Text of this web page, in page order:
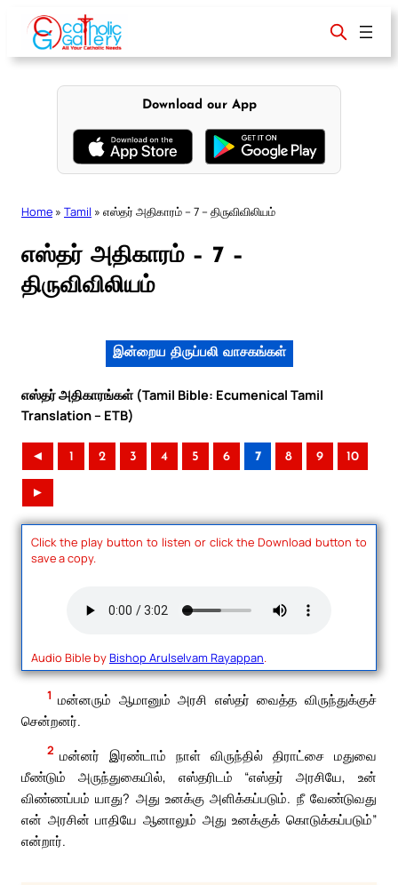
content
Download our App
Home » Tamil » எஸ்தர் அதிகாரம் – 7 – திருவிவிலியம்
எஸ்தர் அதிகாரம் – 7 –
திருவிவிலியம்
இன்றைய திருப்பலி வாசகங்கள்
எஸ்தர் அதிகாரங்கள் (Tamil Bible: Ecumenical Tamil
Translation – ETB)
◄ 1 2 3 4 5 6 7 8 9 10
►
Click the play button to listen or click the Download button to
save a copy.
Audio Bible byBishop Arulselvam Rayappan.
1 மன்னரும் ஆமானும் அரசி எஸ்தர் வைத்த விருந்துக்குச்
சென்றனர்.
2 மன்னர் இரண்டாம் நாள் விருந்தில் திராட்சை மதுவை
மீண்டும் அருந்துகையில், எஸ்தரிடம் “எஸ்தர் அரசியே, உன்
விண்ணப்பம் யாது? அது உனக்கு அளிக்கப்படும். நீ வேண்டுவது
என் அரசின் பாதியே ஆனாலும் அது உனக்குக் கொடுக்கப்படும்”
என்றார்.